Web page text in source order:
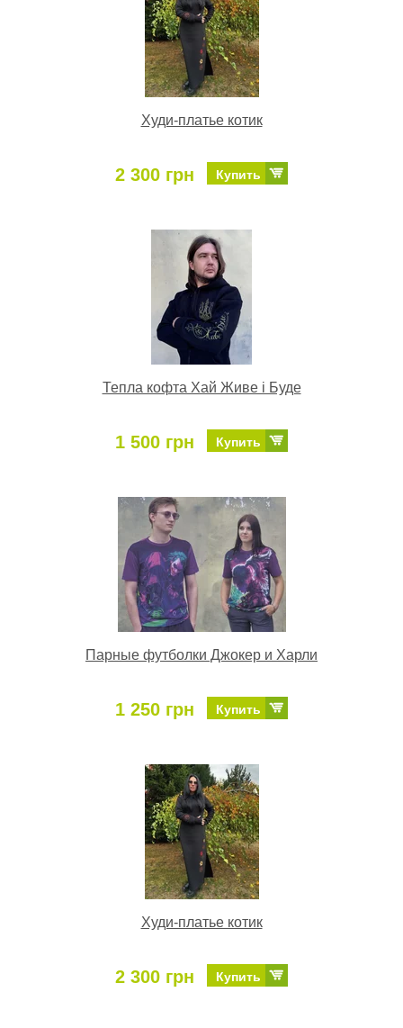
Худи-платье котик
2 300 грн Купить
Тепла кофта Хай Живе і Буде
1 500 грн Купить
Парные футболки Джокер и Харли
1 250 грн Купить
Худи-платье котик
2 300 грн Купить